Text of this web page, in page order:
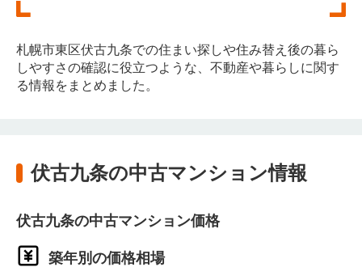
札幌市東区伏古九条での住まい探しや住み替え後の暮ら
しやすさの確認に役立つような、不動産や暮らしに関す
る情報をまとめました。
伏古九条の中古マンション情報
伏古九条の中古マンション価格
築年別の価格相場